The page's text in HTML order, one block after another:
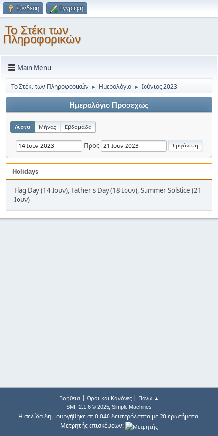
Σύνδεση Εγγραφή
Το Στέκι των
Πληροφορικών
Main Menu
Το Στέκι των Πληροφορικών ► Ημερολόγιο ► Ιούνιος 2023
Ημερολόγιο Προσεχώς
Λίστα Μήνας Εβδομάδα
Προς
Holidays
Flag Day (14 Ιουν), Father's Day (18 Ιουν), Summer Solstice (21
Ιουν)
Βοήθεια| Όροι και Κανόνες| Πάνω ▲
SMF 2.1.6 © 2025, Simple Machines
Η σελίδα δημιουργήθηκε σε 0.040 δευτερόλεπτα με 20 ερωτήματα.
Μετρητής επισκέψεων: